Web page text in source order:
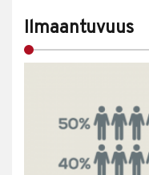
Ilmaantuvuus